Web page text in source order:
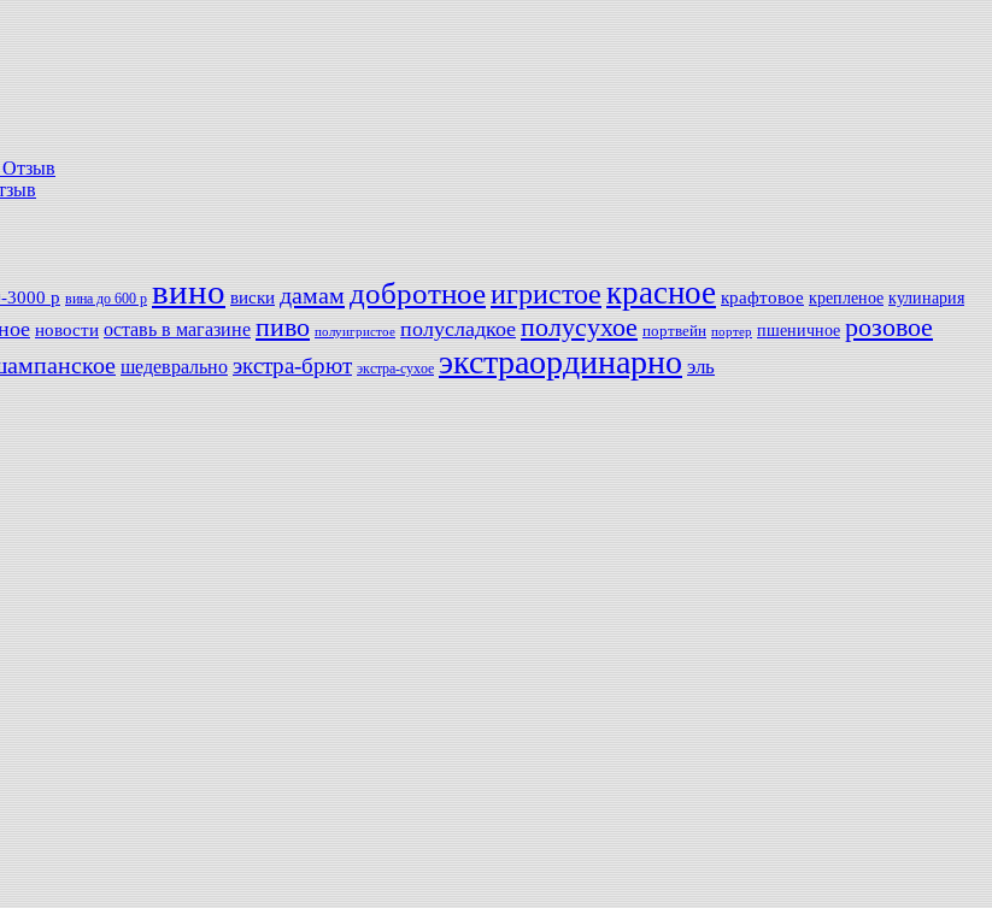
Отзыв
3000 р вина до 600 р вино виски дамам добротноеигристоекрасное крафтовое крепленое кулинария
новости оставь в магазине пиво полуигристое полусладкое полусухое портвейн портер пшеничное розовое
шедеврально экстра-брют экстра-сухое экстраординарно эль